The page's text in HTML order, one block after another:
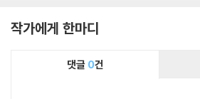
작가에게 한마디
댓글 0건